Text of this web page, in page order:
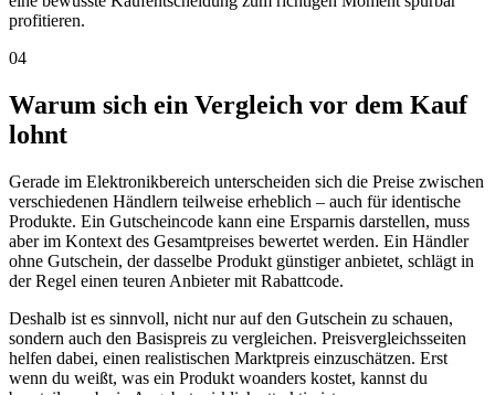
profitieren.
04
Warum sich ein Vergleich vor dem Kauf
lohnt
Gerade im Elektronikbereich unterscheiden sich die Preise zwischen
verschiedenen Händlern teilweise erheblich – auch für identische
Produkte. Ein Gutscheincode kann eine Ersparnis darstellen, muss
aber im Kontext des Gesamtpreises bewertet werden. Ein Händler
ohne Gutschein, der dasselbe Produkt günstiger anbietet, schlägt in
der Regel einen teuren Anbieter mit Rabattcode.
Deshalb ist es sinnvoll, nicht nur auf den Gutschein zu schauen,
sondern auch den Basispreis zu vergleichen. Preisvergleichsseiten
helfen dabei, einen realistischen Marktpreis einzuschätzen. Erst
wenn du weißt, was ein Produkt woanders kostet, kannst du